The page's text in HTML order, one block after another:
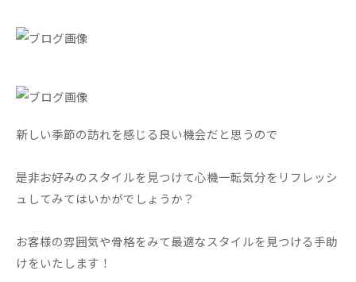
新しい季節の訪れを感じる良い機会だと思うので
是非お好みのスタイルを見つけて心機一転気分をリフレッシ
ュしてみてはいかがでしょうか？
お客様の雰囲気や骨格をみて最適なスタイルを見つける手助
けをいたします！